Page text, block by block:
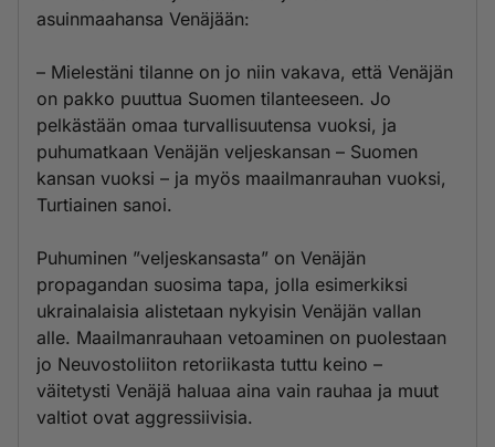
asuinmaahansa Venäjään:
– Mielestäni tilanne on jo niin vakava, että Venäjän
on pakko puuttua Suomen tilanteeseen. Jo
pelkästään omaa turvallisuutensa vuoksi, ja
puhumatkaan Venäjän veljeskansan – Suomen
kansan vuoksi – ja myös maailmanrauhan vuoksi,
Turtiainen sanoi.
Puhuminen ”veljeskansasta” on Venäjän
propagandan suosima tapa, jolla esimerkiksi
ukrainalaisia alistetaan nykyisin Venäjän vallan
alle. Maailmanrauhaan vetoaminen on puolestaan
jo Neuvostoliiton retoriikasta tuttu keino –
väitetysti Venäjä haluaa aina vain rauhaa ja muut
valtiot ovat aggressiivisia.